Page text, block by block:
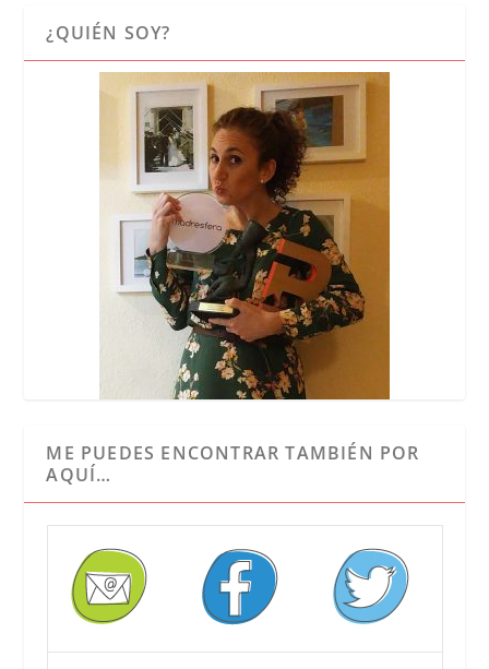
¿QUIÉN SOY?
ME PUEDES ENCONTRAR TAMBIÉN POR
AQUÍ…